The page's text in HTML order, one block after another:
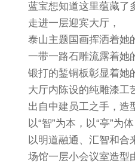
蓝宝想知道这里蕴藏了
走进一层迎宾大厅，
泰山主题国画挥洒着她
一带一路石雕流露着她
锻打的錾铜板彰显着她的
大厅内陈设的纯雕漆工
出自中建员工之手，造型
以“智”为本，以“亭”为体
以明道融通、汇智和合来
场馆一层小会议室造型